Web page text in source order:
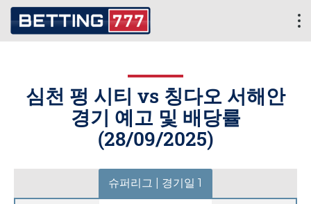
심천 펑 시티 vs 칭다오 서해안
경기 예고 및 배당률
(28/09/2025)
슈퍼리그 | 경기일 1